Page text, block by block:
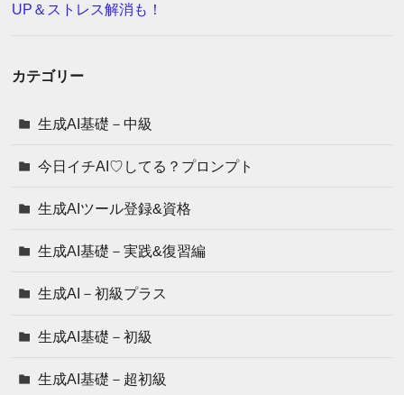
UP＆ストレス解消も！
カテゴリー
生成AI基礎－中級
今日イチAI♡してる？プロンプト
生成AIツール登録&資格
生成AI基礎－実践&復習編
生成AI－初級プラス
生成AI基礎－初級
生成AI基礎－超初級